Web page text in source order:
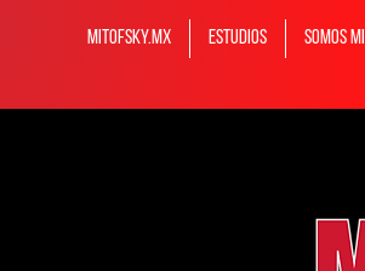
MITOFSKY.MX ESTUDIOS Somos